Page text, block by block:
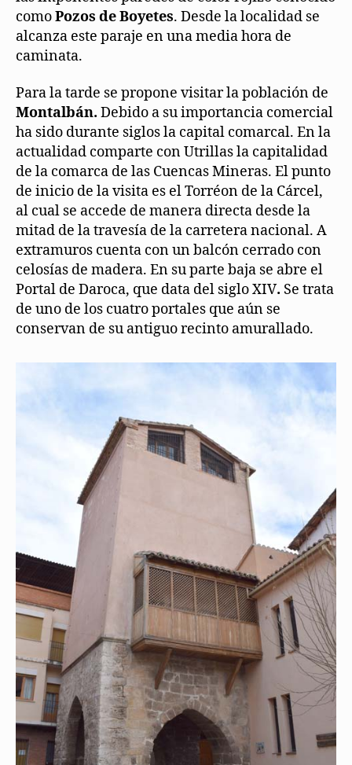
comoPozos de Boyetes. Desde la localidad se
alcanza este paraje en una media hora de
caminata.
Para la tarde se propone visitar la población de
Montalbán. Debido a su importancia comercial
ha sido durante siglos la capital comarcal. En la
actualidad comparte con Utrillas la capitalidad
de la comarca de las Cuencas Mineras. El punto
de inicio de la visita es el Torréon de la Cárcel,
al cual se accede de manera directa desde la
mitad de la travesía de la carretera nacional. A
extramuros cuenta con un balcón cerrado con
celosías de madera. En su parte baja se abre el
Portal de Daroca, que data del siglo XIV. Se trata
de uno de los cuatro portales que aún se
conservan de su antiguo recinto amurallado.